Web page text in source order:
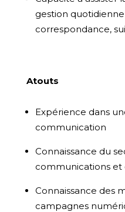
gestion
correspondance,
Atouts
Expérience dans
communication
Connaissance du
communications et
Connaissance des
campagnes